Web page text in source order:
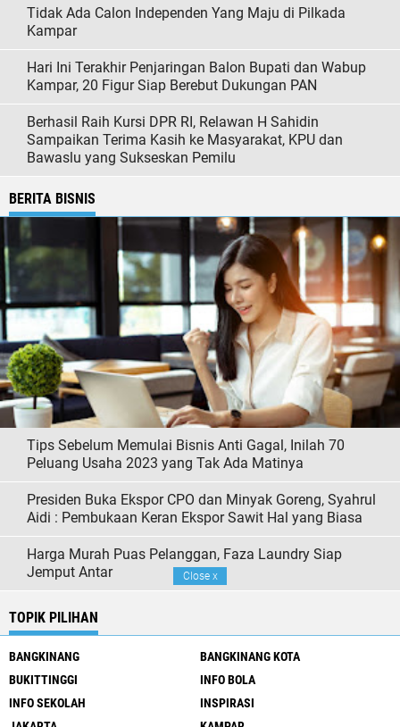
Tidak Ada Calon Independen Yang Maju di Pilkada
Kampar
Hari Ini Terakhir Penjaringan Balon Bupati dan Wabup
Kampar, 20 Figur Siap Berebut Dukungan PAN
Berhasil Raih Kursi DPR RI, Relawan H Sahidin
Sampaikan Terima Kasih ke Masyarakat, KPU dan
Bawaslu yang Sukseskan Pemilu
BERITA BISNIS
Tips Sebelum Memulai Bisnis Anti Gagal, Inilah 70
Peluang Usaha 2023 yang Tak Ada Matinya
Presiden Buka Ekspor CPO dan Minyak Goreng, Syahrul
Aidi : Pembukaan Keran Ekspor Sawit Hal yang Biasa
Harga Murah Puas Pelanggan, Faza Laundry Siap
Jemput Antar
TOPIK PILIHAN
BANGKINANG
BANGKINANG KOTA
BUKITTINGGI
INFO BOLA
INFO SEKOLAH
INSPIRASI
Close x